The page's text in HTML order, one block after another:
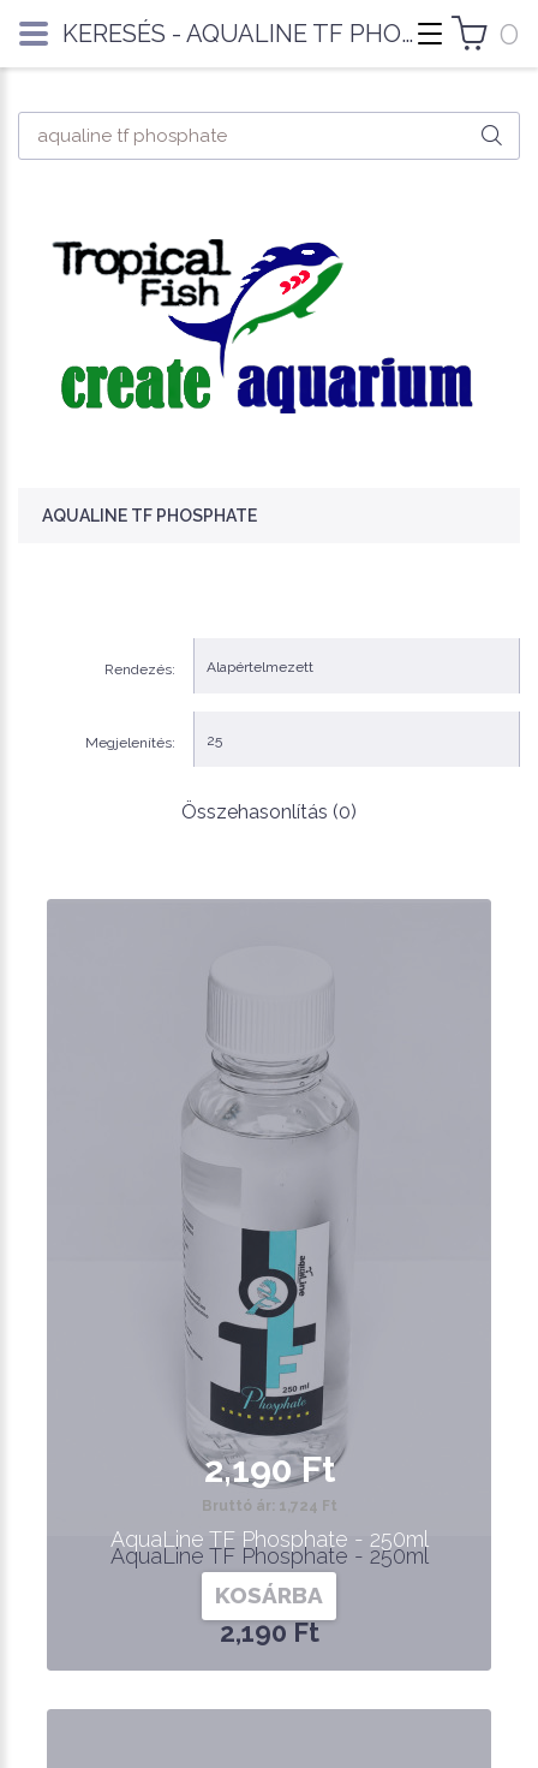
0
AQUALINE TF PHOSPHATE
Rendezés:
Megjelenítés:
Összehasonlítás (0)
AquaLine TF Phosphate - 250ml
2,190 Ft
2,190 Ft
Bruttó ár: 1,724 Ft
AquaLine TF Phosphate - 250ml
KOSÁRBA
KERESÉS - AQUALINE TF PHOSPHATE